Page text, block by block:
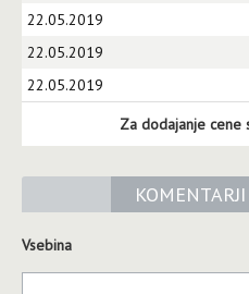
22.05.2019
22.05.2019
22.05.2019
Za dodajanje cene
KOMENTARJI
Vsebina